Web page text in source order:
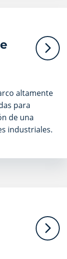
altamente
para
de una
industriales.